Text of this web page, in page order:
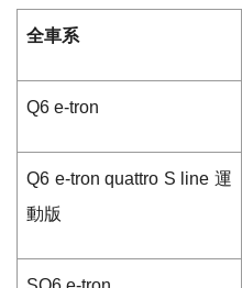
全車系
Q6 e-tron
Q6 e-tron quattro S line 運
動版